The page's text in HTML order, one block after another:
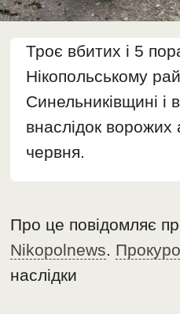
Троє вбитих і 5
Нікопольському
Синельниківщині і
внаслідок ворожих
червня.
Про це повідомляє
Nikopolnews.
наслідки